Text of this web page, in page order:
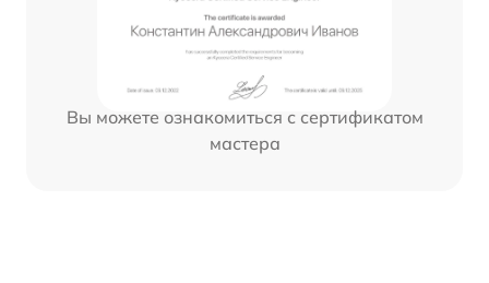
Вы можете ознакомиться с сертификатом
мастера